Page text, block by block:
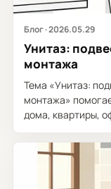
Блог · 2026.05.29
Унитаз:
монтажа
Тема «Унитаз:
монтажа»
дома, квартиры,